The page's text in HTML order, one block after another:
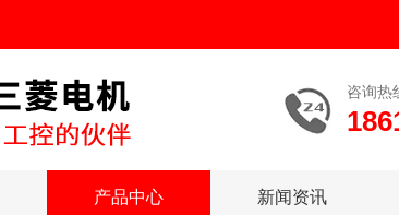
咨询热
产品中心 新闻资讯